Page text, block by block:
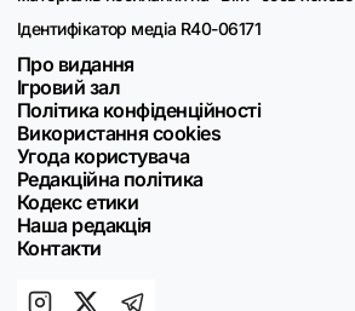
Ідентифікатор медіа R40-06171
Про видання
Ігровий зал
Політика конфіденційності
Використання cookies
Угода користувача
Редакційна політика
Кодекс етики
Наша редакція
Контакти